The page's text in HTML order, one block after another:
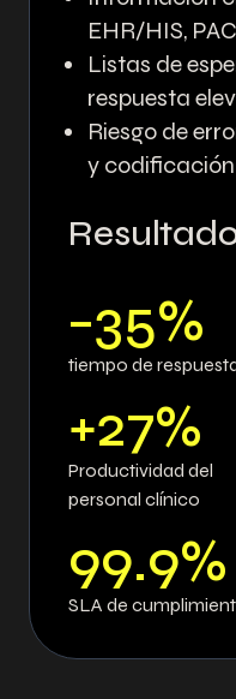
EHR/HIS,
Listas de
respuesta
Riesgo de
y codificación
−35%
tiempo de
+27%
Productividad del
personal clínico
99.9%
SLA de